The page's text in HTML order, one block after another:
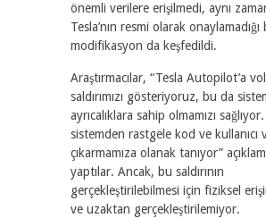
önemli verilere erişilmedi, aynı
Tesla’nın resmi olarak onaylamadığı
modifikasyon da keşfedildi.
Araştırmacılar, “Tesla Autopilot’a
saldırımızı gösteriyoruz, bu da
ayrıcalıklara sahip olmamızı sağlıyor.
sistemden rastgele kod ve kullanıcı
çıkarmamıza olanak tanıyor”
yaptılar. Ancak, bu saldırının
gerçekleştirilebilmesi için fiziksel
ve uzaktan gerçekleştirilemiyor.